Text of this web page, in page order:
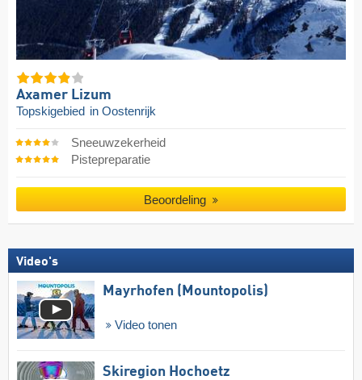
Axamer Lizum
Topskigebied in Oostenrijk
Sneeuwzekerheid
Pistepreparatie
Beoordeling
Video's
Mayrhofen (Mountopolis)
Video tonen
Skiregion Hochoetz